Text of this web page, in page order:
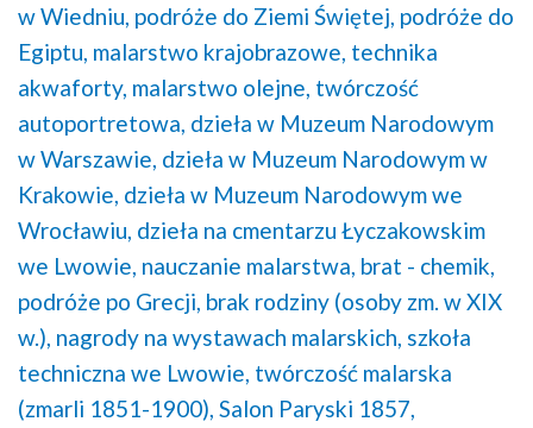
w Wiedniu, podróże do Ziemi Świętej, podróże do
Egiptu, malarstwo krajobrazowe, technika
akwaforty, malarstwo olejne, twórczość
autoportretowa, dzieła w Muzeum Narodowym
w Warszawie, dzieła w Muzeum Narodowym w
Krakowie, dzieła w Muzeum Narodowym we
Wrocławiu, dzieła na cmentarzu Łyczakowskim
we Lwowie, nauczanie malarstwa, brat - chemik,
podróże po Grecji, brak rodziny (osoby zm. w XIX
w.), nagrody na wystawach malarskich, szkoła
techniczna we Lwowie, twórczość malarska
(zmarli 1851-1900), Salon Paryski 1857,